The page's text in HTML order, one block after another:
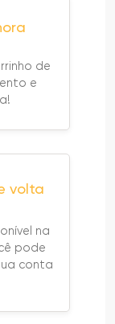
de
e
volta
na
pode
conta